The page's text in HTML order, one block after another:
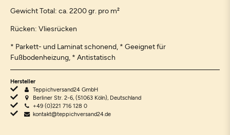
Gewicht Total: ca. 2200 gr. pro m²
Rücken: Vliesrücken
* Parkett- und Laminat schonend, * Geeignet für
Fußbodenheizung, * Antistatisch
Hersteller
Teppichversand24 GmbH
Berliner Str. 2-6, (51063 Köln), Deutschland
+49 (0)221 716 128 0
kontakt@teppichversand24.de